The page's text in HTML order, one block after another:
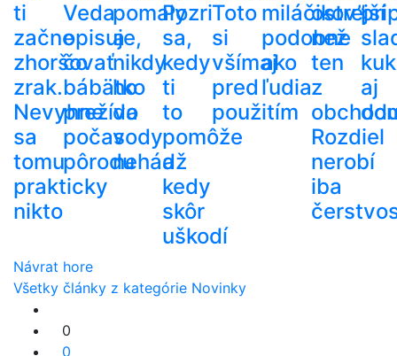
ti
začne
zhoršovať
zrak.
Nevyhne
sa
tomu
prakticky
nikto
Veda
opisuje,
čo
bábätko
prežíva
počas
pôrodu
pomaly
a
nikdy
ho
do
vody
nehádž
Pozri
sa,
kedy
ti
to
pomôže
a
kedy
skôr
uškodí
Toto
si
všímaj
pred
použitím
miláčikov”
podobne
ako
ľudia
ostrejší
než
ten
z
Rozdiel
nerobí
iba
aj
Návrat hore
Všetky články z kategórie Novinky
0
0